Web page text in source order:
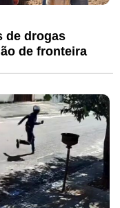
de drogas
de fronteira